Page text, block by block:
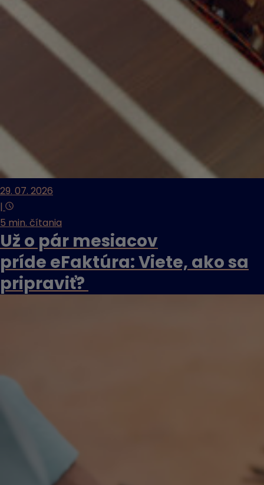
29. 07. 2026
|
5 min. čítania
Už o pár mesiacov
príde eFaktúra: Viete, ako sa
pripraviť?